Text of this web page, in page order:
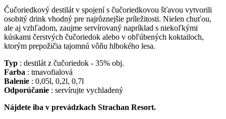
Čučoriedkový destilát v spojení s čučoriedkovou šťavou vytvorili
osobitý drink vhodný pre najrôznejšie príležitosti. Nielen chuťou,
ale aj vzhľadom, zaujme servírovaný napríklad s niekoľkými
kúskami čerstvých čučoriedok alebo v obľúbených koktailoch,
ktorým prepožičia tajomnú vôňu hlbokého lesa.
Typ : destilát z čučoriedok - 35% obj.
Farba : tmavofialová
Balenie : 0,05l, 0,2l, 0,7l
Odporúčanie : servírujte vychladený
Nájdete iba v prevádzkach Strachan Resort.